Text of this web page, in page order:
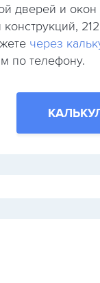
дверей и
через
по телефону.